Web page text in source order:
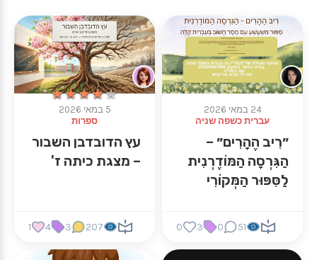
24 במאי 2026
עברית כשפה שניה
״רִיב הֶהָרִים״ –
הַגִּרְסָה הַמּוֹדֶרְנִית
לַסִּפּוּר הַמְּקוֹרִי
51
0
3
0
★★★★★
★★★★★
5 במאי 2026
ספרות
עץ הדובדבן השבור
– מצגת כיתה ז'
207
3
4
1